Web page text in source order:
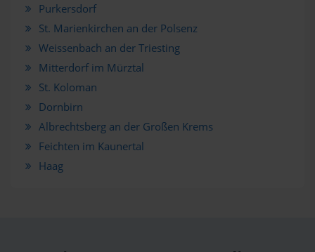
Purkersdorf
St. Marienkirchen an der Polsenz
Weissenbach an der Triesting
Mitterdorf im Mürztal
St. Koloman
Dornbirn
Albrechtsberg an der Großen Krems
Feichten im Kaunertal
Haag